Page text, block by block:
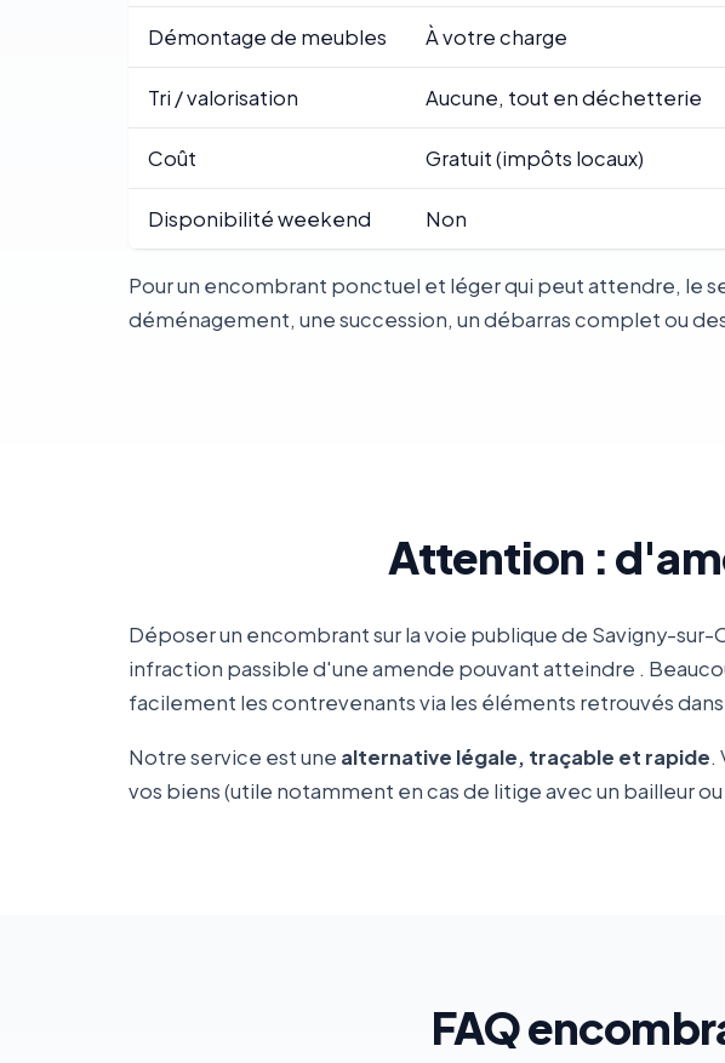
Démontage de meubles À votre charge
Tri / valorisation Aucune, tout en déchetterie
Coût Gratuit (impôts locaux)
Disponibilité weekend Non
Pour un encombrant ponctuel et léger qui peut attendre, le
déménagement, une succession, un débarras complet ou
Attention :
Déposer un encombrant sur la voie publique de Savigny-
infraction passible d'une amende pouvant atteindre .
facilement les contrevenants via les éléments retrouvés
Notre service est une alternative légale, traçable et rapide.
vos biens (utile notamment en cas de litige avec un bailleur ou
FAQ